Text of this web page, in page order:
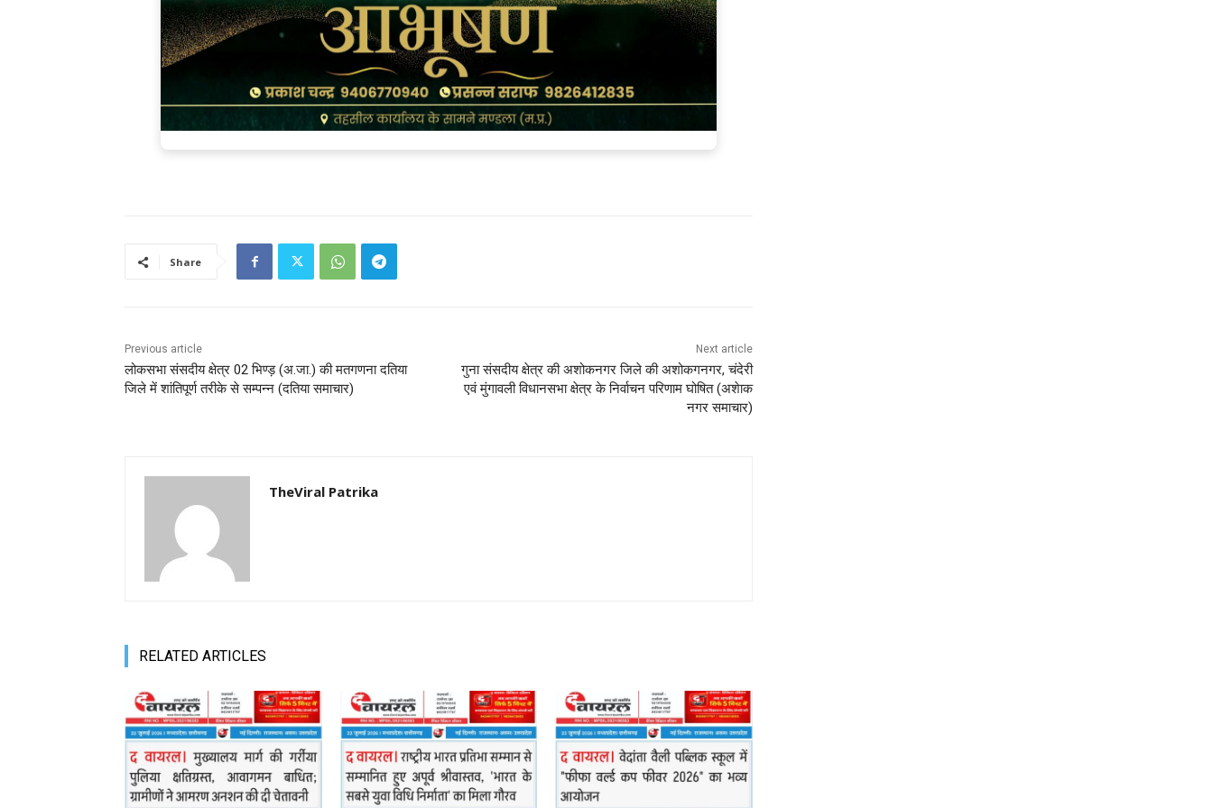
Share
Previous article
लोकसभा संसदीय क्षेत्र 02 भिण्ड़ (अ.जा.) की मतगणना दतिया
जिले में शांतिपूर्ण तरीके से सम्पन्न (दतिया समाचार)
Next article
गुना संसदीय क्षेत्र की अशोकनगर जिले की अशोकगनगर, चंदेरी
एवं मुंगावली विधानसभा क्षेत्र के निर्वाचन परिणाम घोषित (अशेाक
नगर समाचार)
TheViral Patrika
RELATED ARTICLES